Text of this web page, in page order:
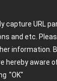
capture URL
and etc.
information.
hereby aware
"OK"